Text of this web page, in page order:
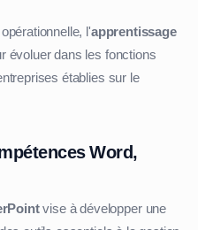
l'apprentissage
évoluer dans les fonctions
établies sur le
Word,
vise à développer une